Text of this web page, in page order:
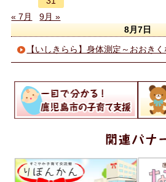
« 7月
9月 »
8月7日
【いしきらら】身体測定～おおき